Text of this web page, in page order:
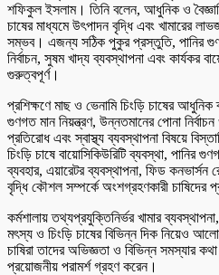
শফিকুল ইসলাম। তিনি বলেন, আধুনিক ও
চাষের মাধ্যমে উৎপাদন বৃদ্ধি এবং খামারের
সম্ভব। এজন্য সঠিক পুকুর প্রস্তুতি, পানির
নির্বাচন, সুষম খাদ্য ব্যবস্থাপনা এবং কার্যকর
গুরুত্বপূর্ণ।
প্রশিক্ষণে মাছ ও ভেনামি চিংড়ি চাষের
গুণগত মান নিয়ন্ত্রণ, উন্নতমানের পোনা
প্রতিরোধ এবং স্বাস্থ্য ব্যবস্থাপনা বিষয়ে
চিংড়ি চাষে বায়োসিকিউরিটি ব্যবস্থা, পানির
ব্যবহার, এয়ারেটর ব্যবস্থাপনা, ফিড
বৃদ্ধি কৌশল সম্পর্কে অংশগ্রহণকারী চাষিদের
কর্মশালায় তথ্যপ্রযুক্তিনির্ভর খামার
মৎস্য ও চিংড়ি চাষের বিভিন্ন দিক নিয়েও
চাষিরা তাদের অভিজ্ঞতা ও বিভিন্ন সমস্যার
প্রয়োজনীয় পরামর্শ গ্রহণ করেন।